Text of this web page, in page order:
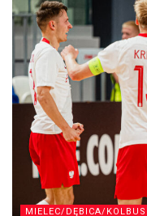
MIELEC/DĘBICA/